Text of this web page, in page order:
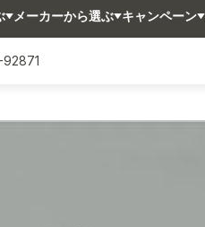
メーカーから選ぶ キャンペーン
92871